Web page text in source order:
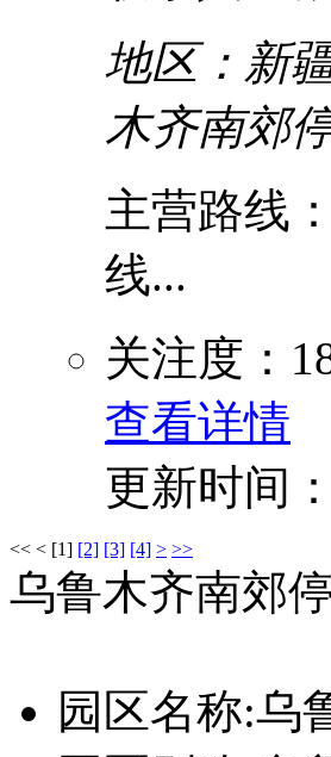
地区：新
木齐南郊
主营路线
线...
关注度：
查看详情
更新时间
<< < [1] [2] [3] [4] > >>
乌鲁木齐南郊
园区名称:乌